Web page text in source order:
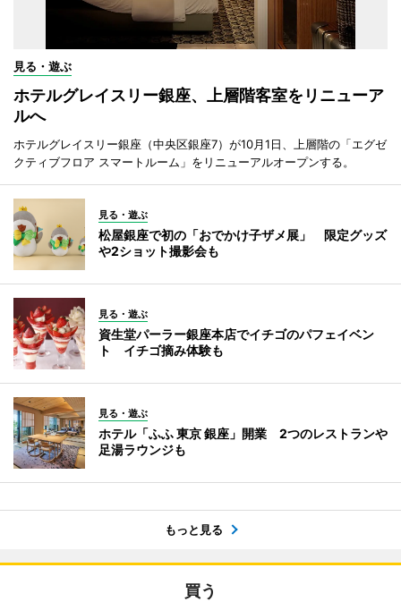
見る・遊ぶ
ホテルグレイスリー銀座、上層階客室をリニューア
ルへ
ホテルグレイスリー銀座（中央区銀座7）が10月1日、上層階の「エグゼ
クティブフロア スマートルーム」をリニューアルオープンする。
見る・遊ぶ
松屋銀座で初の「おでかけ子ザメ展」 限定グッズ
や2ショット撮影会も
見る・遊ぶ
資生堂パーラー銀座本店でイチゴのパフェイベン
ト イチゴ摘み体験も
見る・遊ぶ
ホテル「ふふ 東京 銀座」開業 2つのレストランや
足湯ラウンジも
もっと見る
買う